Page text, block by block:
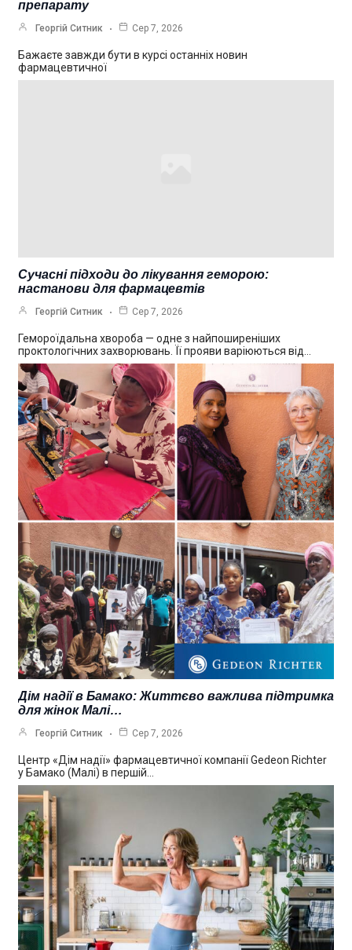
препарату
Георгій Ситник Сер 7, 2026
Бажаєте завжди бути в курсі останніх новин
фармацевтичної
Сучасні підходи до лікування геморою:
настанови для фармацевтів
Георгій Ситник Сер 7, 2026
Гемороїдальна хвороба — одне з найпоширеніших
проктологічних захворювань. Її прояви варіюються від…
Дім надії в Бамако: Життєво важлива підтримка
для жінок Малі…
Георгій Ситник Сер 7, 2026
Центр «Дім надії» фармацевтичної компанії Gedeon Richter
у Бамако (Малі) в першій…